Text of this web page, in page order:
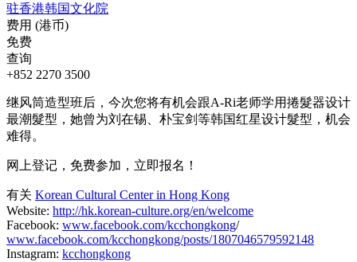
驻香港韩国文化院
费用 (港币)
免费
查询
+852 2270 3500
继风筒造型班后，今次您将有机会跟A-Ri老师学用捲髮器设计
最潮髮型，她曾为刘在锡、朴宝剑等韩国红星设计髮型，机会
难得。
网上登记，免费参加，立即报名！
有关 Korean Cultural Center in Hong Kong
Website: http://hk.korean-culture.org/en/welcome
Facebook: www.facebook.com/kcchongkong/
www.facebook.com/kcchongkong/posts/1807046579592148
Instagram: kcchongkong